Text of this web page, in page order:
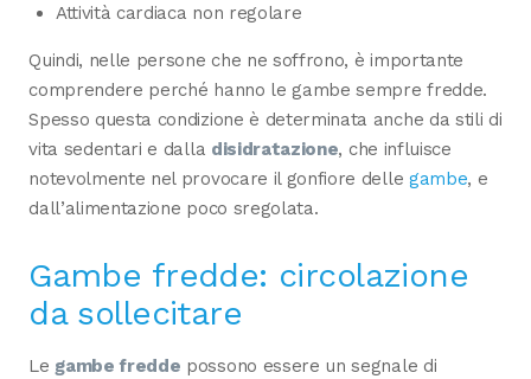
Attività cardiaca non regolare
Quindi, nelle persone che ne soffrono, è importante
comprendere perché hanno le gambe sempre fredde.
Spesso questa condizione è determinata anche da stili di
vita sedentari e dalla disidratazione, che influisce
notevolmente nel provocare il gonfiore delle gambe, e
dall’alimentazione poco sregolata.
Gambe fredde: circolazione
da sollecitare
Le gambe fredde possono essere un segnale di